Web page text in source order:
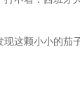
现这颗小小的